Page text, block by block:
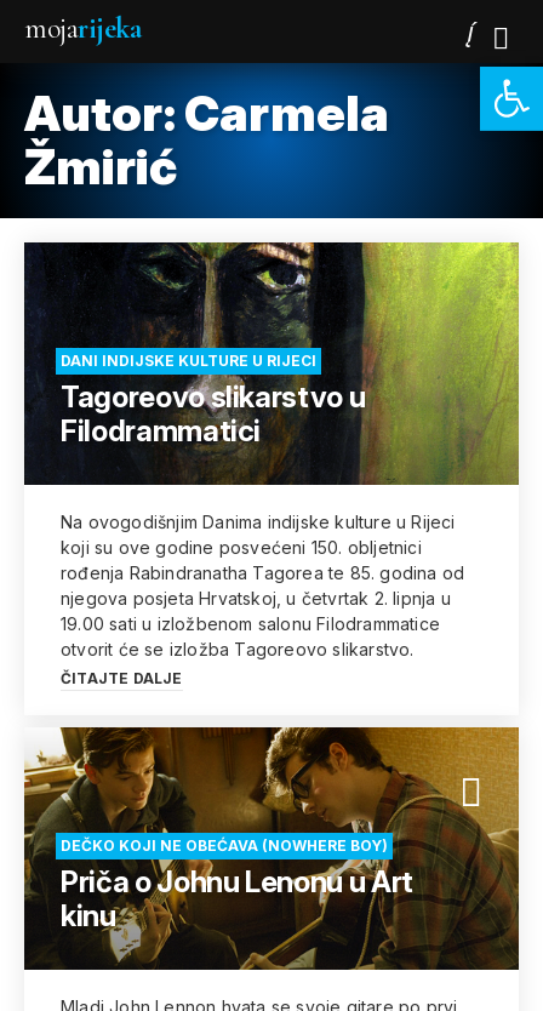
mojarijeka
Autor: Carmela
Žmirić
DANI INDIJSKE KULTURE U RIJECI
Tagoreovo slikarstvo u
Filodrammatici
Na ovogodišnjim Danima indijske kulture u Rijeci
koji su ove godine posvećeni 150. obljetnici
rođenja Rabindranatha Tagorea te 85. godina od
njegova posjeta Hrvatskoj, u četvrtak 2. lipnja u
19.00 sati u izložbenom salonu Filodrammatice
otvorit će se izložba Tagoreovo slikarstvo.
ČITAJTE DALJE
DEČKO KOJI NE OBEĆAVA (NOWHERE BOY)
Priča o Johnu Lenonu u Art
kinu
Mladi John Lennon hvata se svoje gitare po prvi